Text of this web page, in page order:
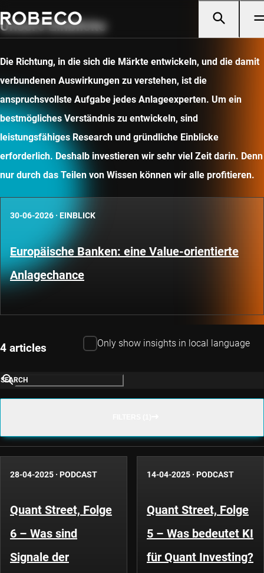
Unsere Einblicke
Die Richtung, in die sich die Märkte entwickeln, und die damit
verbundenen Auswirkungen zu verstehen, ist die
anspruchsvollste Aufgabe jedes Anlageexperten. Um ein
bestmögliches Verständnis zu entwickeln, sind
leistungsfähiges Research und gründliche Einblicke
erforderlich. Deshalb investieren wir sehr viel Zeit darin. Denn
nur durch das Teilen von Wissen können wir alle profitieren.
30-06-2026 · EINBLICK
Europäische Banken: eine Value-orientierte
Anlagechance
4 articles Only show insights in local language
SEARCH
28-04-2025 · PODCAST
Quant Street, Folge
6 – Was sind
Signale der
14-04-2025 · PODCAST
Quant Street, Folge
5 – Was bedeutet KI
für Quant Investing?